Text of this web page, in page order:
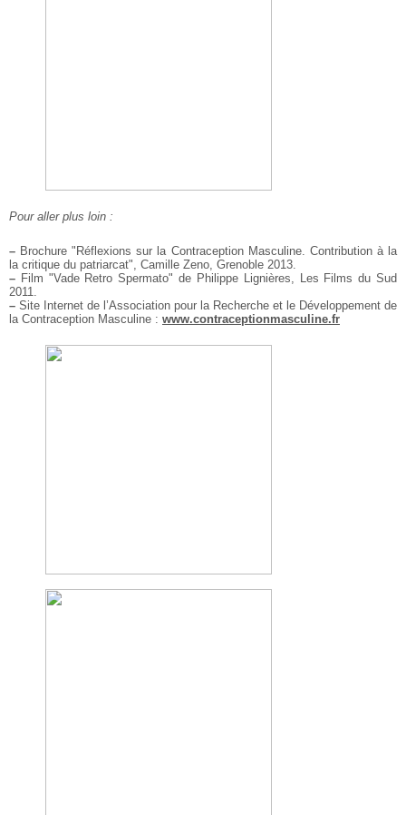
Pour aller plus loin :
– Brochure "Réflexions sur la Contraception Masculine. Contribution à la
la critique du patriarcat", Camille Zeno, Grenoble 2013.
– Film "Vade Retro Spermato" de Philippe Lignières, Les Films du Sud
2011.
– Site Internet de l’Association pour la Recherche et le Développement de
la Contraception Masculine : www.contraceptionmasculine.fr